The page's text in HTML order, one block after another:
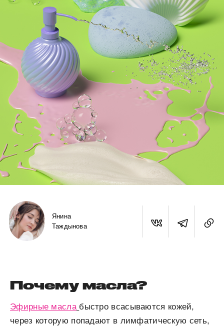
Янина
Таждынова
Почему масла?
Эфирные масла быстро всасываются кожей,
через которую попадают в лимфатическую сеть,